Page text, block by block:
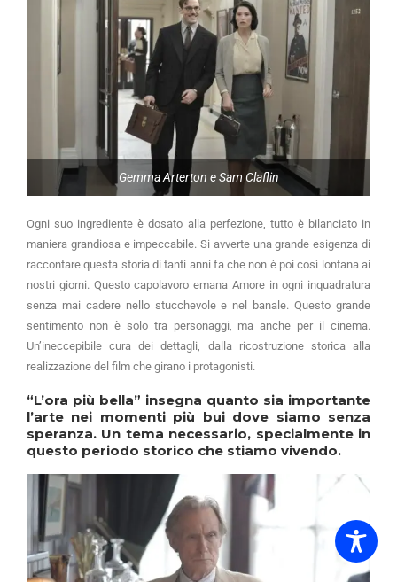
Gemma Arterton e Sam Claflin
Ogni suo ingrediente è dosato alla perfezione, tutto è bilanciato in
maniera grandiosa e impeccabile. Si avverte una grande esigenza di
raccontare questa storia di tanti anni fa che non è poi così lontana ai
nostri giorni. Questo capolavoro emana Amore in ogni inquadratura
senza mai cadere nello stucchevole e nel banale. Questo grande
sentimento non è solo tra personaggi, ma anche per il cinema.
Un’ineccepibile cura dei dettagli, dalla ricostruzione storica alla
realizzazione del film che girano i protagonisti.
“L’ora più bella” insegna quanto sia importante
l’arte nei momenti più bui dove siamo senza
speranza. Un tema necessario, specialmente in
questo periodo storico che stiamo vivendo.